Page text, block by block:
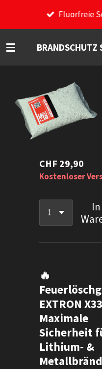
Fluorfreie
BRANDSCHUTZ
CHF 29,90
Kostenloser
🔥
EXTRON
Maximale
Sicherheit
Lithium- &